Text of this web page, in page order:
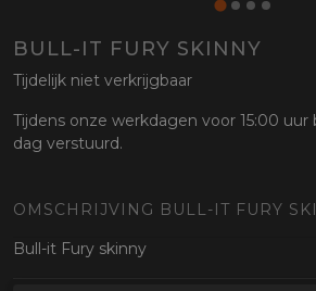
BULL-IT FURY SKINNY
Tijdelijk niet verkrijgbaar
Tijdens onze werkdagen voor 15:00 uur
dag verstuurd.
OMSCHRIJVING BULL-IT FURY
Bull-it Fury skinny